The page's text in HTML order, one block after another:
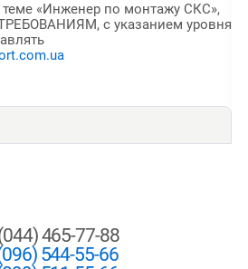
«Инженер по монтажу СКС»,
с указанием уровня
465-77-88
544-55-66